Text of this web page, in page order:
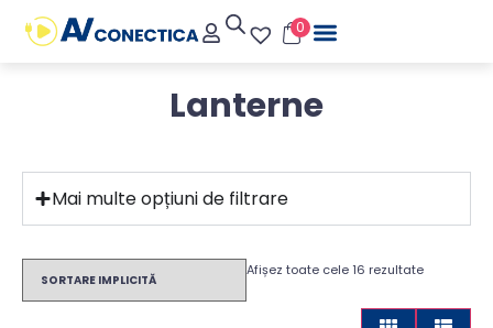
0
Lanterne
Mai multe opțiuni de filtrare
Afișez toate cele 16 rezultate